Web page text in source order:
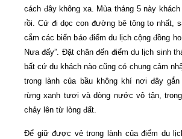
cách đây không xa. Mùa tháng 5 này
rồi. Cứ đi dọc con đường bê tông to nhất,
cắm các biển báo điểm du lịch cộng đồng
Nưa đấy”. Đặt chân đến điểm du lịch sinh
bất cứ du khách nào cũng có chung cảm
trong lành của bầu không khí nơi đây
rừng xanh tươi và dòng nước vô tận,
chảy lên từ lòng đất.
Để giữ được vẻ trong lành của điểm du